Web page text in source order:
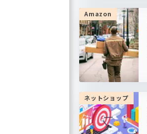
Amazon
ネットショップ